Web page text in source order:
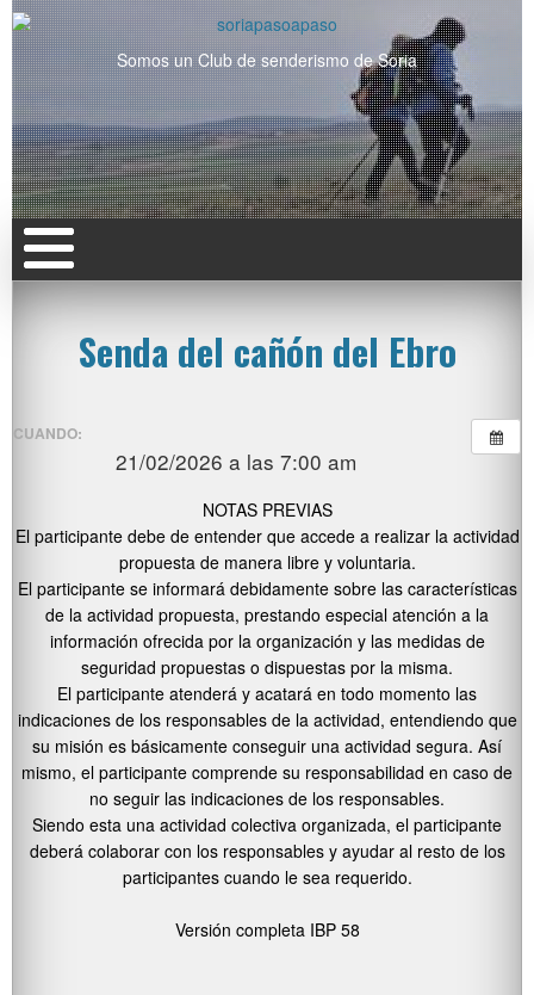
Somos un Club de senderismo de Soria
Senda del cañón del Ebro
CUANDO:
21/02/2026 a las 7:00 am
NOTAS PREVIAS
El participante debe de entender que accede a realizar la actividad
propuesta de manera libre y voluntaria.
El participante se informará debidamente sobre las características
de la actividad propuesta, prestando especial atención a la
información ofrecida por la organización y las medidas de
seguridad propuestas o dispuestas por la misma.
El participante atenderá y acatará en todo momento las
indicaciones de los responsables de la actividad, entendiendo que
su misión es básicamente conseguir una actividad segura. Así
mismo, el participante comprende su responsabilidad en caso de
no seguir las indicaciones de los responsables.
Siendo esta una actividad colectiva organizada, el participante
deberá colaborar con los responsables y ayudar al resto de los
participantes cuando le sea requerido.
Versión completa IBP 58